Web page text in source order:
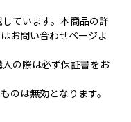
ています。本商品の詳
お問い合わせページよ
の際は必ず保証書をお
のは無効となります。